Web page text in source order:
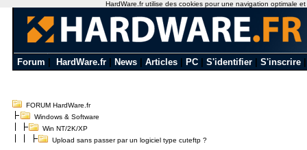
Forum HardWare.fr News Articles PC S'identifier S'inscrire
FORUM HardWare.fr
Windows & Software
Win NT/2K/XP
Upload sans passer par un logiciel type cuteftp ?
HardWare.fr utilise des cookies pour une navigation optimale